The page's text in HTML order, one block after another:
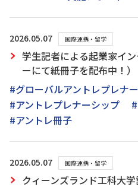
2026.05.07 国際連携・留学
学生記者による起業家イ
ーにて紙冊子を配布中！）
#グローバルアントレプレナ
#アントレプレナーシップ
#アントレ冊子
2026.05.07 国際連携・留学
クィーンズランド工科大